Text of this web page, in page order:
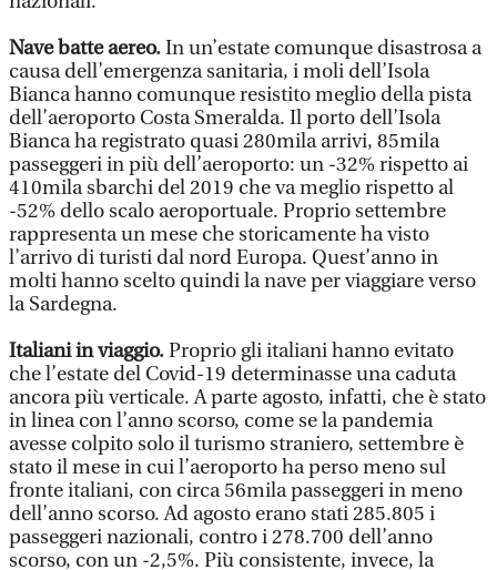
Nave batte aereo.In un’estate comunque disastrosa a
causa dell’emergenza sanitaria, i moli dell’Isola
Bianca hanno comunque resistito meglio della pista
dell’aeroporto Costa Smeralda. Il porto dell’Isola
Bianca ha registrato quasi 280mila arrivi, 85mila
passeggeri in più dell’aeroporto: un -32% rispetto ai
410mila sbarchi del 2019 che va meglio rispetto al
-52% dello scalo aeroportuale. Proprio settembre
rappresenta un mese che storicamente ha visto
l’arrivo di turisti dal nord Europa. Quest’anno in
molti hanno scelto quindi la nave per viaggiare verso
la Sardegna.
Italiani in viaggio.Proprio gli italiani hanno evitato
che l’estate del Covid-19 determinasse una caduta
ancora più verticale. A parte agosto, infatti, che è stato
in linea con l’anno scorso, come se la pandemia
avesse colpito solo il turismo straniero, settembre è
stato il mese in cui l’aeroporto ha perso meno sul
fronte italiani, con circa 56mila passeggeri in meno
dell’anno scorso. Ad agosto erano stati 285.805 i
passeggeri nazionali, contro i 278.700 dell’anno
scorso, con un -2,5%. Più consistente, invece, la